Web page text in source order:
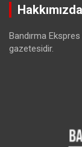
Hakkımızda
Bandırma
gazetesidir.